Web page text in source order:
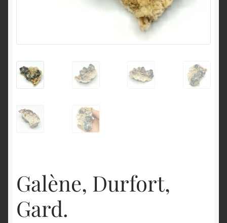
Galène, Durfort,
Gard.